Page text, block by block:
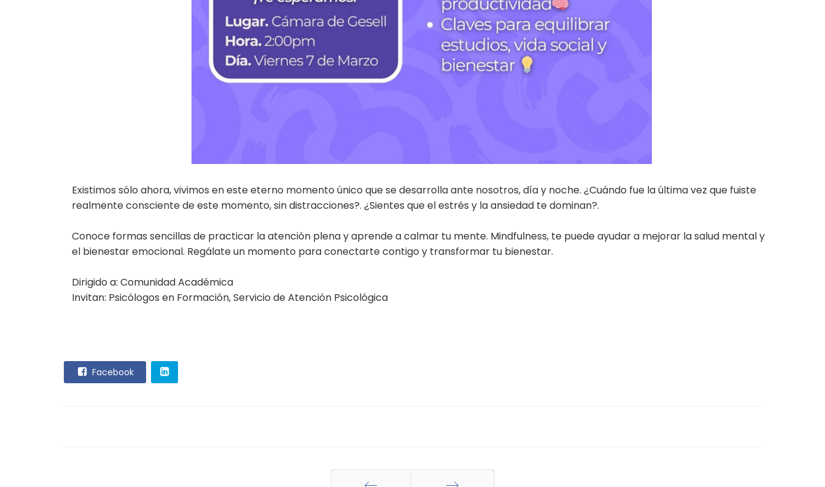
Existimos sólo ahora, vivimos en este eterno momento único que se desarrolla ante nosotros, día y noche. ¿Cuándo fue la última vez que fuiste
realmente consciente de este momento, sin distracciones?. ¿Sientes que el estrés y la ansiedad te dominan?.
Conoce formas sencillas de practicar la atención plena y aprende a calmar tu mente. Mindfulness, te puede ayudar a mejorar la salud mental y
el bienestar emocional. Regálate un momento para conectarte contigo y transformar tu bienestar.
Dirigido a: Comunidad Académica
Invitan: Psicólogos en Formación, Servicio de Atención Psicológica
Facebook